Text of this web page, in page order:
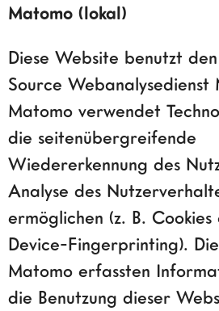
Matomo (lokal)
Diese Website benutzt
Source Webanalysedienst
Matomo verwendet
die seitenübergreifende
Wiedererkennung des
Analyse des
ermöglichen (z. B.
Device-Fingerprinting).
Matomo erfassten
die Benutzung dieser